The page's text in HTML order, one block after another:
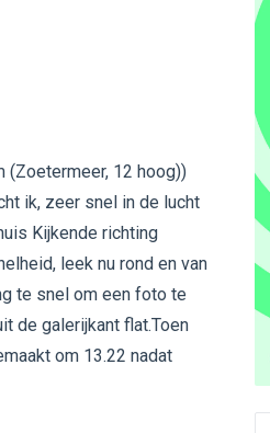
(Zoetermeer, 12 hoog))
ik, zeer snel in de lucht
Kijkende richting
leek nu rond en van
te snel om een foto te
de galerijkant flat.Toen
om 13.22 nadat